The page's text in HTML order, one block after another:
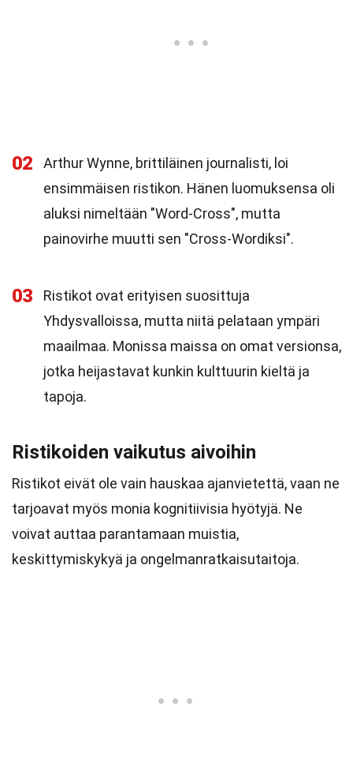
02
Arthur Wynne, brittiläinen journalisti, loi
ensimmäisen ristikon. Hänen luomuksensa oli
aluksi nimeltään "Word-Cross", mutta
painovirhe muutti sen "Cross-Wordiksi".
03
Ristikot ovat erityisen suosittuja
Yhdysvalloissa, mutta niitä pelataan ympäri
maailmaa. Monissa maissa on omat versionsa,
jotka heijastavat kunkin kulttuurin kieltä ja
tapoja.
Ristikoiden vaikutus aivoihin
Ristikot eivät ole vain hauskaa ajanvietettä, vaan ne
tarjoavat myös monia kognitiivisia hyötyjä. Ne
voivat auttaa parantamaan muistia,
keskittymiskykyä ja ongelmanratkaisutaitoja.